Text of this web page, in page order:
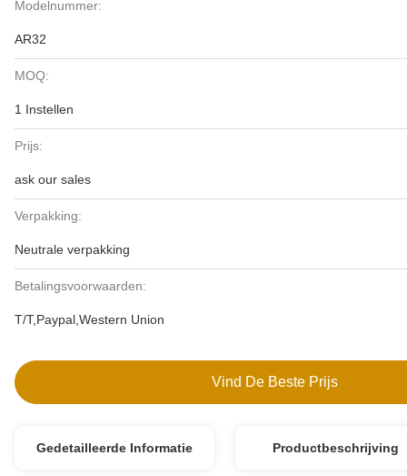
Modelnummer:
AR32
MOQ:
1 Instellen
Prijs:
ask our sales
Verpakking:
Neutrale verpakking
Betalingsvoorwaarden:
T/T,Paypal,Western Union
Vind De Beste Prijs
Gedetailleerde Informatie Productbeschrijving